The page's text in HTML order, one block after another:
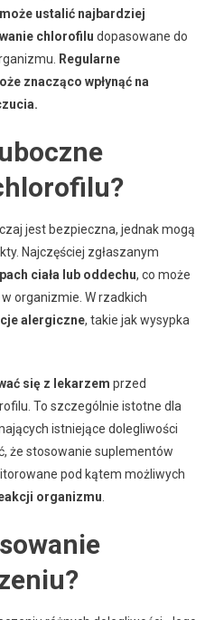
ustalić najbardziej
chlorofilu dopasowane do
Regularne
znacząco wpłynąć na
jest bezpieczna, jednak mogą
Najczęściej zgłaszanym
ciała lub oddechu, co może
organizmie. W rzadkich
alergiczne, takie jak wysypka
się z lekarzem przed
To szczególnie istotne dla
istniejące dolegliwości
że stosowanie suplementów
pod kątem możliwych
organizmu